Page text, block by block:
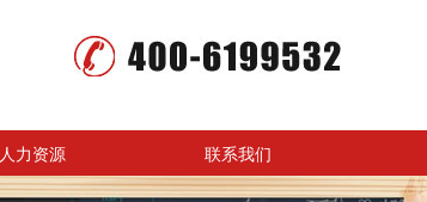
人力资源 联系我们